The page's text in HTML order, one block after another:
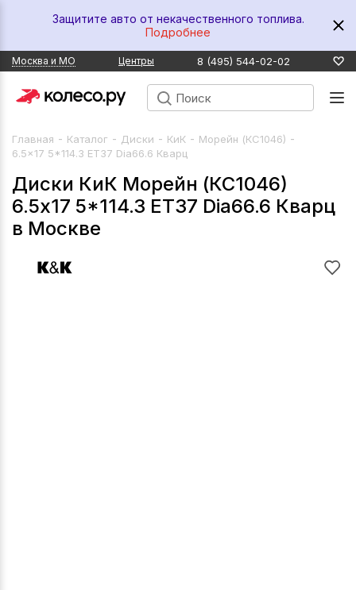
Защитите авто от некачественного топлива.
Подробнее
Москва и МО Центры 8 (495) 544-02-02
Главная - Каталог - Диски - КиК - Морейн (КС1046) -
6.5x17 5*114.3 ET37 Dia66.6 Кварц
Диски КиК Морейн (КС1046)
6.5x17 5*114.3 ET37 Dia66.6 Кварц
в Москве